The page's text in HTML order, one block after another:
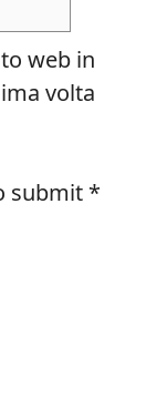
web in
volta
submit *